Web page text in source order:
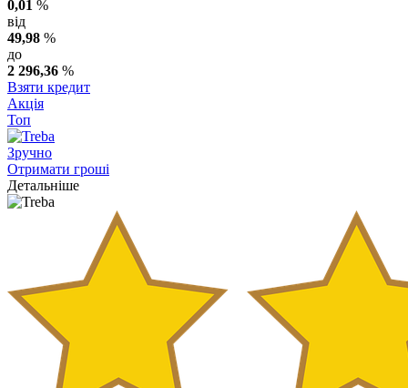
0,01 %
від
49,98 %
до
2 296,36 %
Взяти кредит
Акція
Топ
Зручно
Отримати гроші
Детальніше